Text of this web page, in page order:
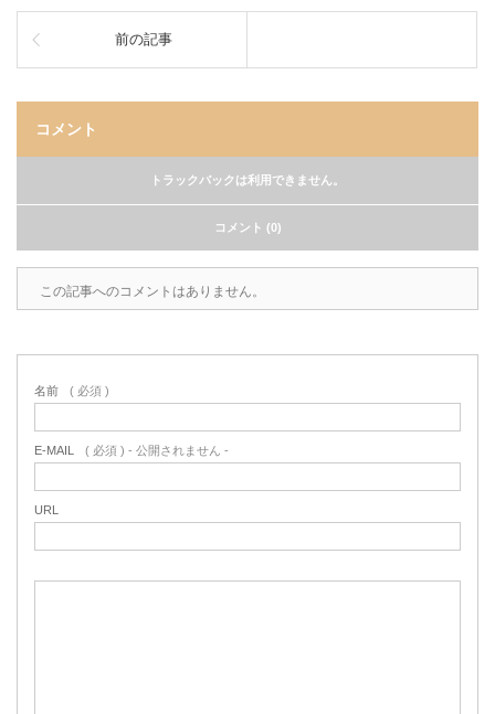
前の記事
コメント
トラックバックは利用できません。
コメント (0)
この記事へのコメントはありません。
名前 ( 必須 )
E-MAIL ( 必須 ) - 公開されません -
URL